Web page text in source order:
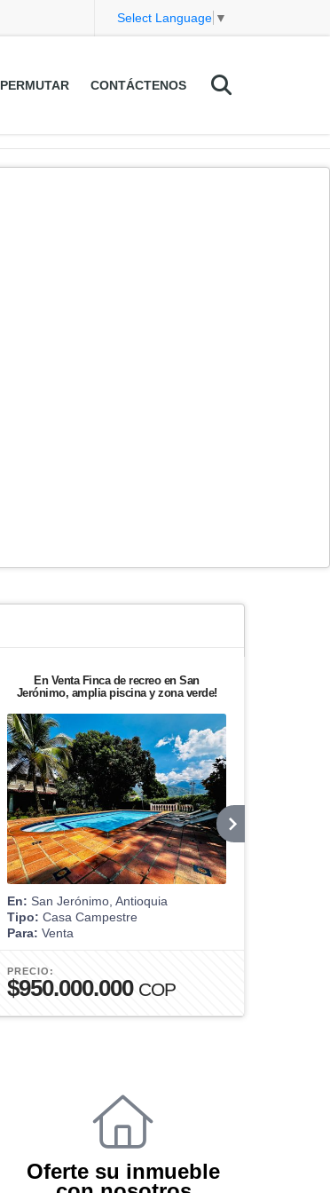
Select Language ▼
PERMUTAR CONTÁCTENOS
En Venta Finca de recreo en San
Jerónimo, amplia piscina y zona verde!
En: San Jerónimo, Antioquia
Tipo: Casa Campestre
Para: Venta
PRECIO:
$950.000.000 COP
Oferte su inmueble